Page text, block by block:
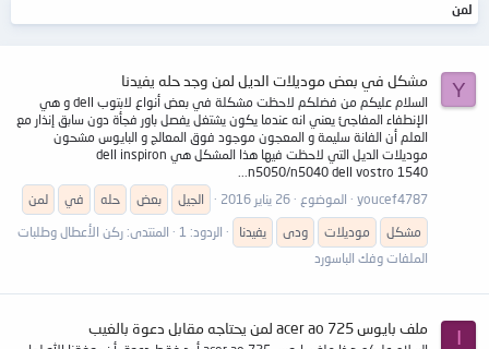
لمن
Y مشكل في بعض موديلات الديل لمن وجد حله يفيدنا
السلام عليكم من فضلكم لاحظت مشكلة في بعض أنواع لابتوب dell و هي
الإنطفاء المفاجئ يعني انه عندما يكون يشتغل يفصل باور فجأة دون سابق إنذار مع
العلم أن الفانة سليمة و المعجون موجود فوق المعالج و البايوس مشحون
موديلات الديل التي لاحظت فيها هذا المشكل هي dell inspiron
n5050/n5040 dell vostro 1540...
youcef4787
الموضوع 26 يناير 2016 الجيل بعض حله في
لمن
مشكل
موديلات ودى يفيدنا الردود: 1 المنتدى: ركن الأعطال وطلبات
الملفات وفك الباسورد
I ملف بايوس acer ao 725 لمن يحتاجه مقابل دعوة بالغيب